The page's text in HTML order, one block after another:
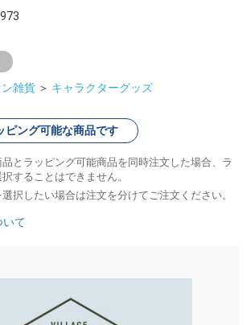
雑貨 ＞ キャラクターグッズ
ピング可能な商品です
とラッピング可能商品を同時注文した場合、ラ
することはできません。
択したい場合は注文を分けてご注文ください。
いて